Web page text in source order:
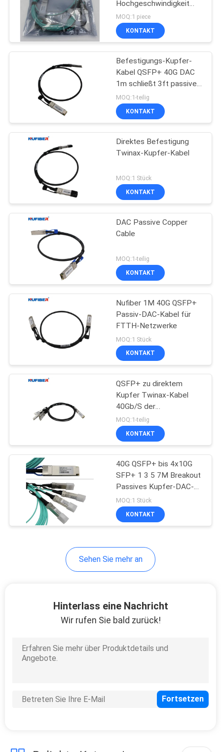
FORDERN
SIE
SITEMAP
DATENSCHUTZRICHTLINIE
Hochgeschwindigkeit
1M-15M für
Glasfaserkanal
MOQ:1 piece
KONTAKT
Befestigungs-Kupfer-
Kabel QSFP+ 40G DAC
1m schließt 3ft passives
direktes
Netzwerkausrüstung an
MOQ:1-teilig
KONTAKT
Direktes Befestigung
Twinax-Kupfer-Kabel
MOQ:1 Stück
KONTAKT
DAC Passive Copper
Cable
MOQ:1-teilig
KONTAKT
Nufiber 1M 40G QSFP+
Passiv-DAC-Kabel für
FTTH-Netzwerke
MOQ:1 Stück
KONTAKT
QSFP+ zu direktem
Kupfer Twinax-Kabel
40Gb/S der
Befestigungs-4x10G
MOQ:1-teilig
KONTAKT
40G QSFP+ bis 4x10G
SFP+ 1 3 5 7M Breakout
Passives Kupfer-DAC-
Kabel
Direktanschlusskabel
MOQ:1 Stück
KONTAKT
Sehen Sie mehr an
Hinterlass eine Nachricht
Wir rufen Sie bald zurück!